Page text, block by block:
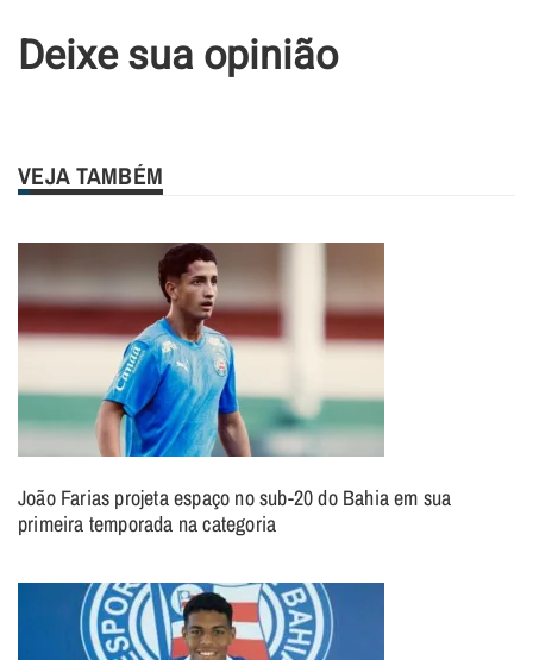
Deixe sua opinião
VEJA TAMBÉM
João Farias projeta espaço no sub-20 do Bahia em sua
primeira temporada na categoria